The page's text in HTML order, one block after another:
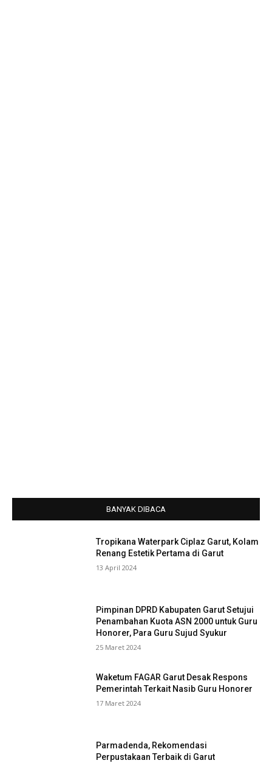
BANYAK DIBACA
Tropikana Waterpark Ciplaz Garut, Kolam
Renang Estetik Pertama di Garut
13 April 2024
Pimpinan DPRD Kabupaten Garut Setujui
Penambahan Kuota ASN 2000 untuk Guru
Honorer, Para Guru Sujud Syukur
25 Maret 2024
Waketum FAGAR Garut Desak Respons
Pemerintah Terkait Nasib Guru Honorer
17 Maret 2024
Parmadenda, Rekomendasi
Perpustakaan Terbaik di Garut